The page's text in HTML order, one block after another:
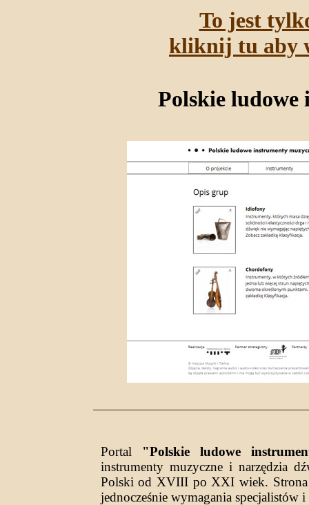
To jest
kliknij tu aby
Polskie ludowe
Portal
"Polskie ludowe
instrumenty muzyczne i narzędzia
Polski od XVIII po XXI wiek. Strona
jednocześnie wymagania specjalistów